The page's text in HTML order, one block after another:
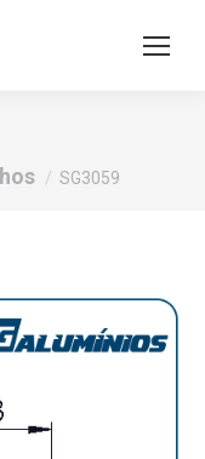
SG3059